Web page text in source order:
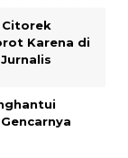
Citorek
Karena di